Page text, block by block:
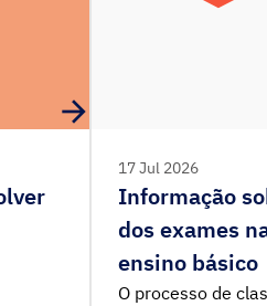
17 Jul 2026
Informação
dos exames
ensino básico
O processo de